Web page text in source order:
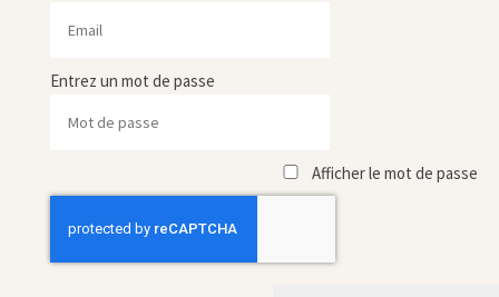
Entrez un mot de passe
Afficher le mot de passe